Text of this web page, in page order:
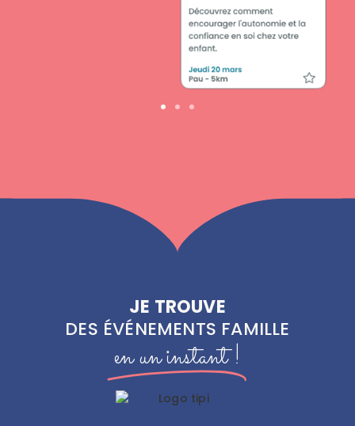
JE TROUVE
DES ÉVÉNEMENTS FAMILLE
en un instant !